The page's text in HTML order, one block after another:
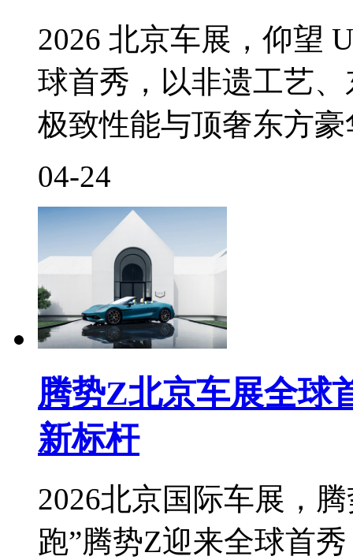
2026 北京车展，仰望
球首秀，以非遗工艺
极致性能与顶奢东方豪
04-24
腾势Z北京车展全球
新标杆
2026北京国际车展，
跑”腾势Z迎来全球首